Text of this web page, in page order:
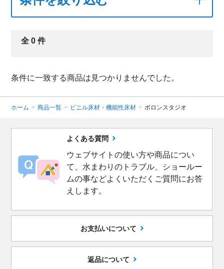
全0 件
条件に一致する商品は見つかりませんでした。
ホーム > 商品一覧 > ビニル床材・機能性床材 > ボロンスタジオ
よくある質問
ウェブサイトの使い方や商品につい
て、水まわりのトラブル、ショールー
ムの事などよくいただくご質問にお答
えします。
お支払いについて
返品について